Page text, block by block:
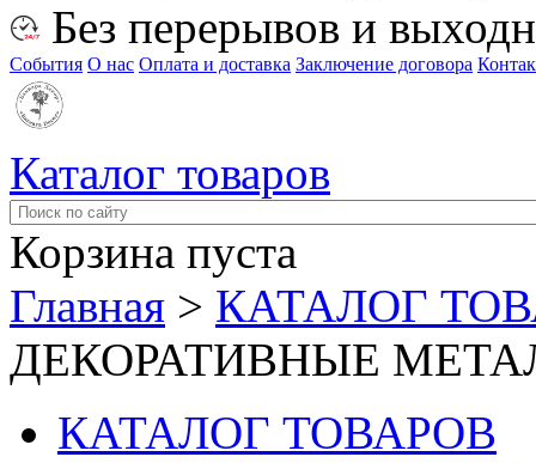
Без перерывов и
События О нас Оплата и доставка Заключение договора
Каталог товаров
Корзина пуста
Главная > КАТАЛОГ
ДЕКОРАТИВНЫЕ
КАТАЛОГ ТОВАРОВ